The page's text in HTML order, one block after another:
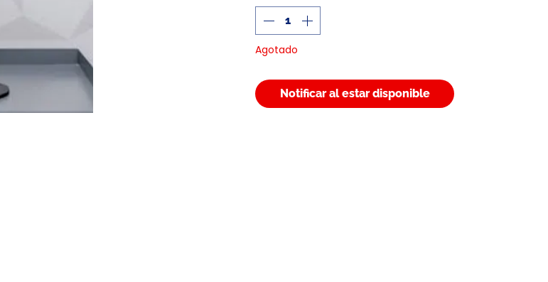
Agotado
Notificar al estar disponible